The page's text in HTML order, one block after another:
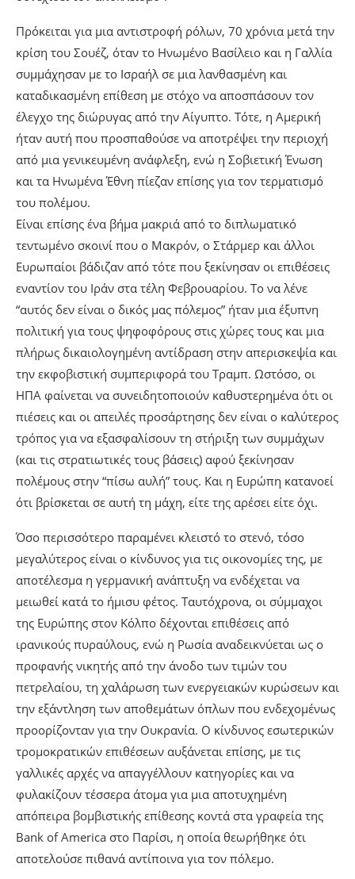
Πρόκειται για μια αντιστροφή ρόλων, 70 χρόνια μετά την
κρίση του Σουέζ, όταν το Ηνωμένο Βασίλειο και η Γαλλία
συμμάχησαν με το Ισραήλ σε μια λανθασμένη και
καταδικασμένη επίθεση με στόχο να αποσπάσουν τον
έλεγχο της διώρυγας από την Αίγυπτο. Τότε, η Αμερική
ήταν αυτή που προσπαθούσε να αποτρέψει την περιοχή
από μια γενικευμένη ανάφλεξη, ενώ η Σοβιετική Ένωση
και τα Ηνωμένα Έθνη πίεζαν επίσης για τον τερματισμό
του πολέμου.
Είναι επίσης ένα βήμα μακριά από το διπλωματικό
τεντωμένο σκοινί που ο Μακρόν, ο Στάρμερ και άλλοι
Ευρωπαίοι βάδιζαν από τότε που ξεκίνησαν οι επιθέσεις
εναντίον του Ιράν στα τέλη Φεβρουαρίου. Το να λένε
“αυτός δεν είναι ο δικός μας πόλεμος” ήταν μια έξυπνη
πολιτική για τους ψηφοφόρους στις χώρες τους και μια
πλήρως δικαιολογημένη αντίδραση στην απερισκεψία και
την εκφοβιστική συμπεριφορά του Τραμπ. Ωστόσο, οι
ΗΠΑ φαίνεται να συνειδητοποιούν καθυστερημένα ότι οι
πιέσεις και οι απειλές προσάρτησης δεν είναι ο καλύτερος
τρόπος για να εξασφαλίσουν τη στήριξη των συμμάχων
(και τις στρατιωτικές τους βάσεις) αφού ξεκίνησαν
πολέμους στην “πίσω αυλή” τους. Και η Ευρώπη κατανοεί
ότι βρίσκεται σε αυτή τη μάχη, είτε της αρέσει είτε όχι.
Όσο περισσότερο παραμένει κλειστό το στενό, τόσο
μεγαλύτερος είναι ο κίνδυνος για τις οικονομίες της, με
αποτέλεσμα η γερμανική ανάπτυξη να ενδέχεται να
μειωθεί κατά το ήμισυ φέτος. Ταυτόχρονα, οι σύμμαχοι
της Ευρώπης στον Κόλπο δέχονται επιθέσεις από
ιρανικούς πυραύλους, ενώ η Ρωσία αναδεικνύεται ως ο
προφανής νικητής από την άνοδο των τιμών του
πετρελαίου, τη χαλάρωση των ενεργειακών κυρώσεων και
την εξάντληση των αποθεμάτων όπλων που ενδεχομένως
προορίζονταν για την Ουκρανία. Ο κίνδυνος εσωτερικών
τρομοκρατικών επιθέσεων αυξάνεται επίσης, με τις
γαλλικές αρχές να απαγγέλλουν κατηγορίες και να
φυλακίζουν τέσσερα άτομα για μια αποτυχημένη
απόπειρα βομβιστικής επίθεσης κοντά στα γραφεία της
Bank of America στο Παρίσι, η οποία θεωρήθηκε ότι
αποτελούσε πιθανά αντίποινα για τον πόλεμο.